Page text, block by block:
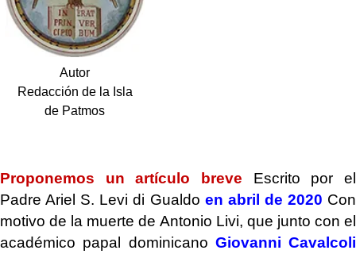
Autor
Redacción de la Isla
de Patmos
Proponemos un artículo breve Escrito por el
Padre Ariel S. Levi di Gualdo en abril de 2020 Con
motivo de la muerte de Antonio Livi, que junto con el
académico papal dominicano Giovanni Cavalcoli